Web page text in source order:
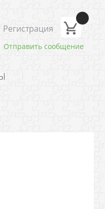
Регистрация
Отправить сообщение